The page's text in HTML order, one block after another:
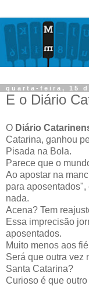
quarta-feira, 15
E o Diário
O Diário
Catarina, ganhou
Pisada na Bola.
Parece que o
Ao apostar na
para aposentados",
nada.
Acena? Tem
Essa imprecisão
aposentados.
Muito menos aos
Será que outra vez
Santa Catarina?
Curioso é que